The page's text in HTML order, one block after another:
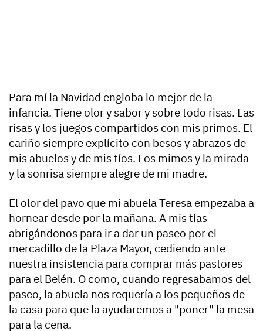
Para mí la Navidad engloba lo mejor de la
infancia. Tiene olor y sabor y sobre todo risas. Las
risas y los juegos compartidos con mis primos. El
cariño siempre explícito con besos y abrazos de
mis abuelos y de mis tíos. Los mimos y la mirada
y la sonrisa siempre alegre de mi madre.
El olor del pavo que mi abuela Teresa empezaba a
hornear desde por la mañana. A mis tías
abrigándonos para ir a dar un paseo por el
mercadillo de la Plaza Mayor, cediendo ante
nuestra insistencia para comprar más pastores
para el Belén. O como, cuando regresabamos del
paseo, la abuela nos requería a los pequeños de
la casa para que la ayudaremos a "poner" la mesa
para la cena.